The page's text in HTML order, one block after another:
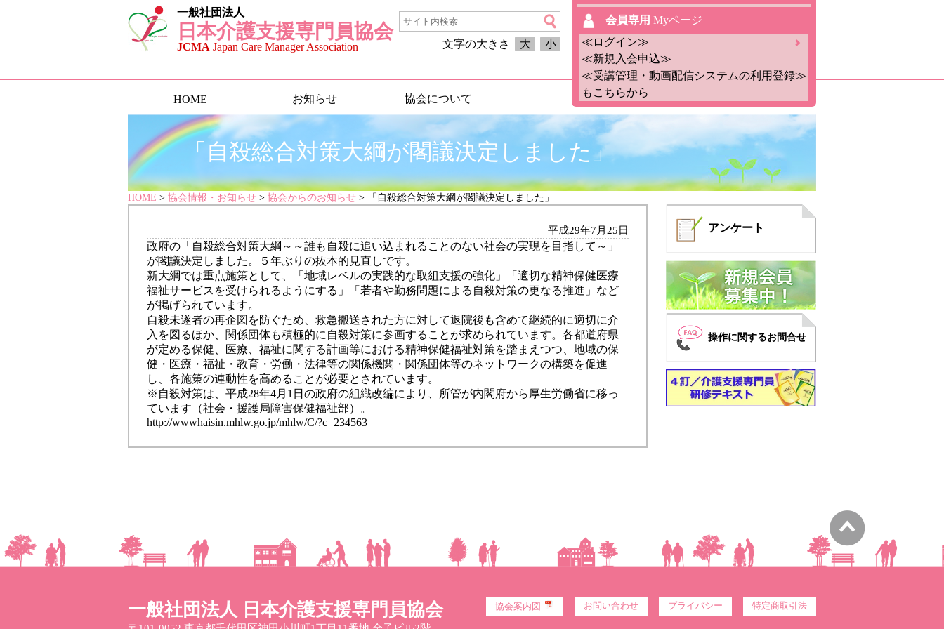
一般社団法人
日本介護支援専門員協会
JCMA Japan Care Manager Association 文字の大きさ 大 小
会員専用 Myページ
≪ログイン≫
≪新規入会申込≫
≪受講管理・動画配信システムの利用登録≫
もこちらから
HOME お知らせ 協会について
「自殺総合対策大綱が閣議決定しました」
HOME > 協会情報・お知らせ > 協会からのお知らせ > 「自殺総合対策大綱が閣議決定しました」
平成29年7月25日
政府の「自殺総合対策大綱～～誰も自殺に追い込まれることのない社会の実現を目指して～」
が閣議決定しました。５年ぶりの抜本的見直しです。
新大綱では重点施策として、「地域レベルの実践的な取組支援の強化」「適切な精神保健医療
福祉サービスを受けられるようにする」「若者や勤務問題による自殺対策の更なる推進」など
が掲げられています。
自殺未遂者の再企図を防ぐため、救急搬送された方に対して退院後も含めて継続的に適切に介
入を図るほか、関係団体も積極的に自殺対策に参画することが求められています。各都道府県
が定める保健、医療、福祉に関する計画等における精神保健福祉対策を踏まえつつ、地域の保
健・医療・福祉・教育・労働・法律等の関係機関・関係団体等のネットワークの構築を促進
し、各施策の連動性を高めることが必要とされています。
※自殺対策は、平成28年4月1日の政府の組織改編により、所管が内閣府から厚生労働省に移っ
ています（社会・援護局障害保健福祉部）。
http://wwwhaisin.mhlw.go.jp/mhlw/C/?c=234563
アンケート
操作に関するお問合せ
一般社団法人 日本介護支援専門員協会 協会案内図 お問い合わせ プライバシー 特定商取引法